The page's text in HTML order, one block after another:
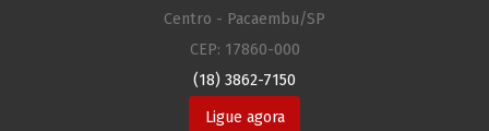
Centro - Pacaembu/SP
CEP: 17860-000
(18) 3862-7150
Ligue agora